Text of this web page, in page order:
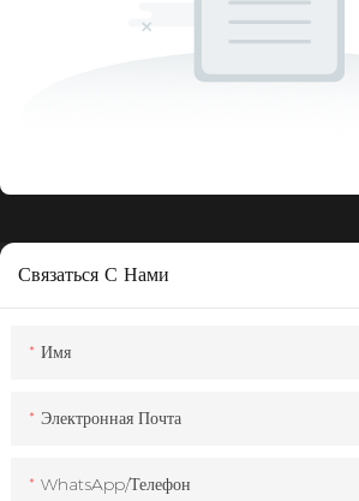
Связаться С Нами
Имя
Электронная Почта
WhatsApp/телефон